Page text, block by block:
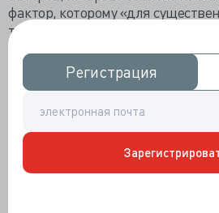
Регистрация
Регистрация
фактор, которому «для
требуются миллионы», и именно
увеличению средних размеров
однако, скальпелем изменить
Древние римляне в I-III веках
малярией. Предполагается, что
млекопитающим, и уже от
перешла к человеку. Историки